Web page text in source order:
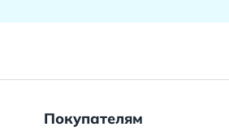
Покупателям